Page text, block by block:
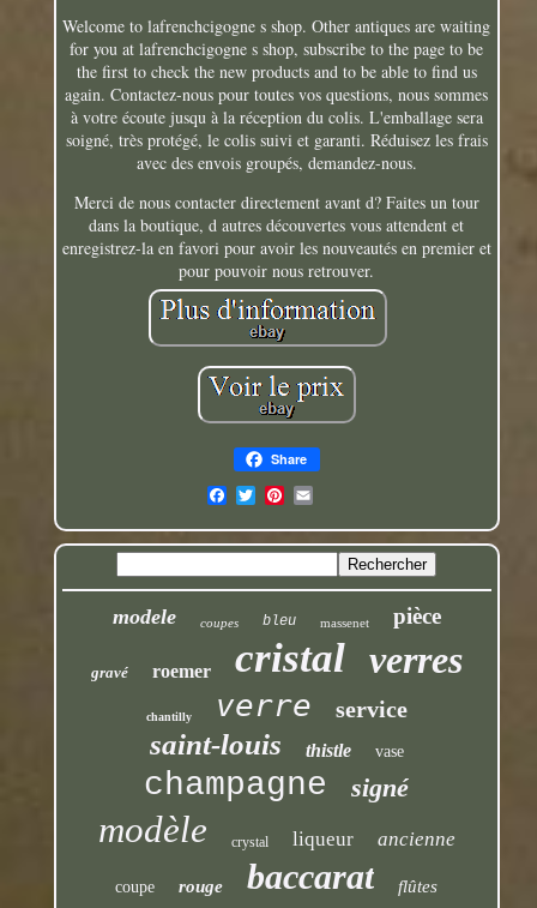
Welcome to lafrenchcigogne s shop. Other antiques are waiting
for you at lafrenchcigogne s shop, subscribe to the page to be
the first to check the new products and to be able to find us
again. Contactez-nous pour toutes vos questions, nous sommes
à votre écoute jusqu à la réception du colis. L'emballage sera
soigné, très protégé, le colis suivi et garanti. Réduisez les frais
avec des envois groupés, demandez-nous.
Merci de nous contacter directement avant d? Faites un tour
dans la boutique, d autres découvertes vous attendent et
enregistrez-la en favori pour avoir les nouveautés en premier et
pour pouvoir nous retrouver.
Share
modele coupes bleu massenet pièce
gravé roemer cristal verres
chantilly verre service
saint-louis thistle vase
champagne signé
modèle crystal liqueur ancienne
coupe rouge baccarat flûtes